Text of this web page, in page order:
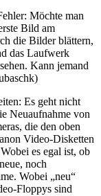
Möchte man
Bild am
die Bilder blättern,
das Laufwerk
Kann jemand
Es geht nicht
Neuaufnahme von
die den oben
Video-Disketten
es egal ist, ob
noch
Wobei „neu“
Floppys sind